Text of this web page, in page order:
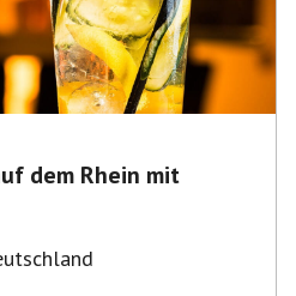
dem Rhein mit